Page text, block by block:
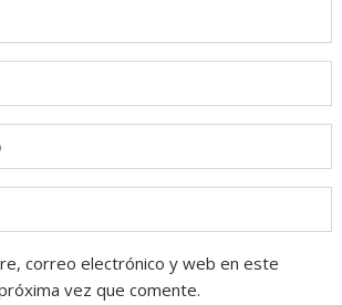
correo electrónico y web en este
vez que comente.